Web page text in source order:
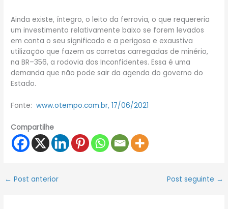
Ainda existe, íntegro, o leito da ferrovia, o que requereria
um investimento relativamente baixo se forem levados
em conta o seu significado e a perigosa e exaustiva
utilização que fazem as carretas carregadas de minério,
na BR–356, a rodovia dos Inconfidentes. Essa é uma
demanda que não pode sair da agenda do governo do
Estado.
Fonte: www.otempo.com.br, 17/06/2021
Compartilhe
← Post anterior Post seguinte →